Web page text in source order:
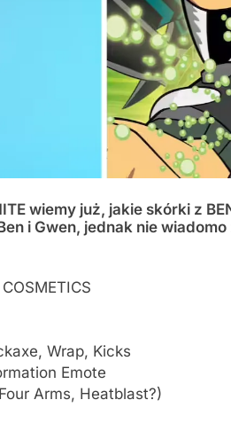
wiemy już, jakie skórki z
i Gwen, jednak nie
Wrap, Kicks
Emote
Arms, Heatblast?)